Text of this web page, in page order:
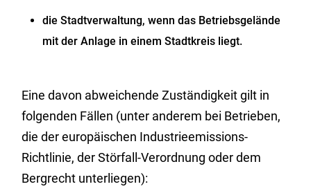
die Stadtverwaltung, wenn das Betriebsgelände
mit der Anlage in einem Stadtkreis liegt.
Eine davon abweichende Zuständigkeit gilt in
folgenden Fällen (unter anderem bei Betrieben,
die der europäischen Industrieemissions-
Richtlinie, der Störfall-Verordnung oder dem
Bergrecht unterliegen):